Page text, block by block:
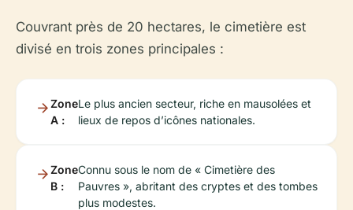
Couvrant près de 20 hectares, le cimetière est
divisé en trois zones principales :
Zone
A :
Le plus ancien secteur, riche en mausolées et
lieux de repos d’icônes nationales.
Zone
B :
Connu sous le nom de « Cimetière des
Pauvres », abritant des crypte­s et des tombes
plus modestes.